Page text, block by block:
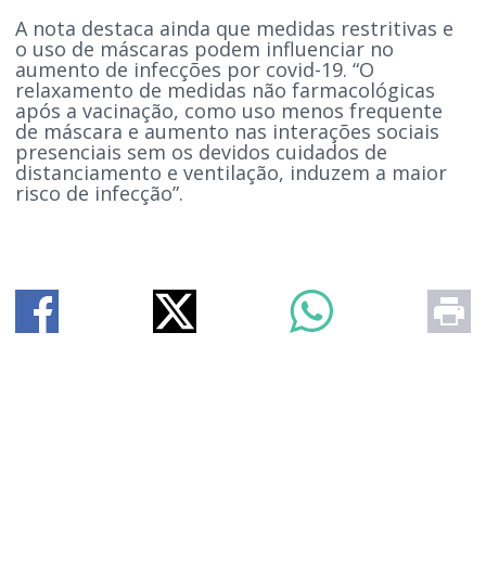
A nota destaca ainda que medidas restritivas e
o uso de máscaras podem influenciar no
aumento de infecções por covid-19. “O
relaxamento de medidas não farmacológicas
após a vacinação, como uso menos frequente
de máscara e aumento nas interações sociais
presenciais sem os devidos cuidados de
distanciamento e ventilação, induzem a maior
risco de infecção”.